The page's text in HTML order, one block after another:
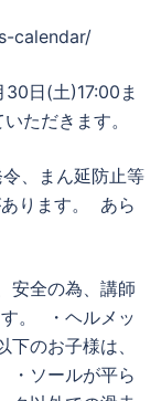
calendar/
日(土)17:00ま
ただきます。
、まん延防止等
ります。 あら
安全の為、講師
。 ・ヘルメッ
のお子様は、
・ソールが平ら